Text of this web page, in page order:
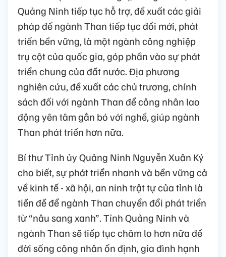
Quảng Ninh tiếp tục hỗ trợ, đề xuất các giải
pháp để ngành Than tiếp tục đổi mới, phát
triển bền vững, là một ngành công nghiệp
trụ cột của quốc gia, góp phần vào sự phát
triển chung của đất nước. Địa phương
nghiên cứu, đề xuất các chủ trương, chính
sách đối với ngành Than để công nhân lao
động yên tâm gắn bó với nghề, giúp ngành
Than phát triển hơn nữa.
Bí thư Tỉnh ủy Quảng Ninh Nguyễn Xuân Ký
cho biết, sự phát triển nhanh và bền vững cả
về kinh tế - xã hội, an ninh trật tự của tỉnh là
tiền đề để ngành Than chuyển đổi phát triển
từ “nâu sang xanh”. Tỉnh Quảng Ninh và
ngành Than sẽ tiếp tục chăm lo hơn nữa để
đời sống công nhân ổn định, gia đình hạnh